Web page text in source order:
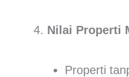
Nilai Properti
Properti